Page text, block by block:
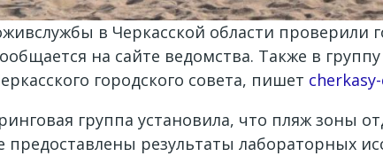
в Черкасской области проверили
на сайте ведомства. Также в
городского совета, пишет
группа установила, что пляж зоны
предоставлены результаты лабораторных